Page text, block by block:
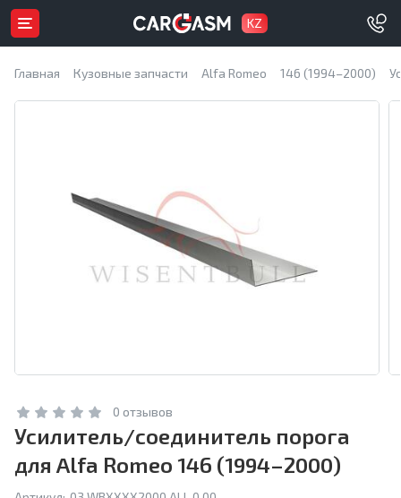
KZ
Главная Кузовные запчасти Alfa Romeo 146 (1994–2000)
0 отзывов
Усилитель/соединитель порога
для Alfa Romeo 146 (1994–2000)